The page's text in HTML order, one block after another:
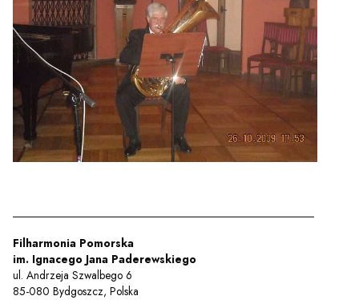
Filharmonia Pomorska
im. Ignacego Jana Paderewskiego
ul. Andrzeja Szwalbego 6
85-080 Bydgoszcz, Polska